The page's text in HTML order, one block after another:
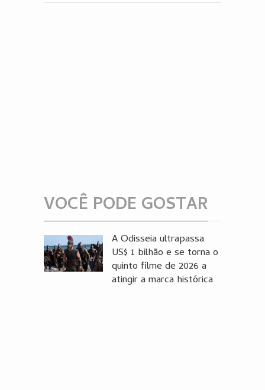
VOCÊ PODE GOSTAR
A Odisseia ultrapassa
US$ 1 bilhão e se torna o
quinto filme de 2026 a
atingir a marca histórica